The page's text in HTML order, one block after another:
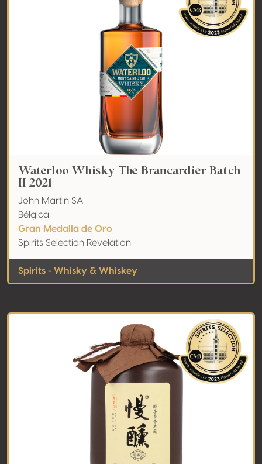
Waterloo Whisky The Brancardier Batch
II 2021
John Martin SA
Bélgica
Gran Medalla de Oro
Spirits Selection Revelation
Spirits - Whisky & Whiskey